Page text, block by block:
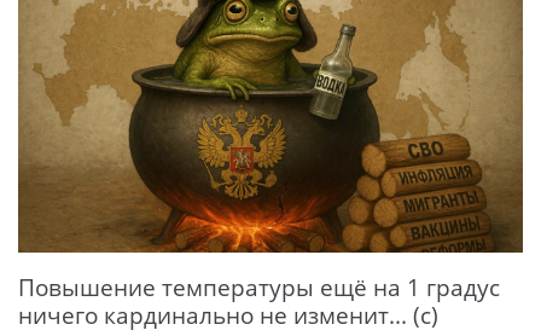
Повышение температуры ещё на 1 градус
ничего кардинально не изменит... (с)